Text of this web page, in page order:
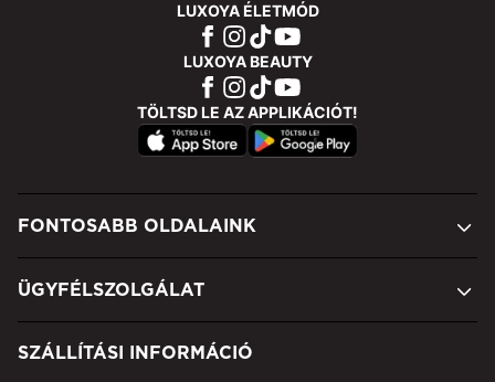
LUXOYA ÉLETMÓD
LUXOYA BEAUTY
TÖLTSD LE AZ APPLIKÁCIÓT!
FONTOSABB OLDALAINK
ÜGYFÉLSZOLGÁLAT
SZÁLLÍTÁSI INFORMÁCIÓ